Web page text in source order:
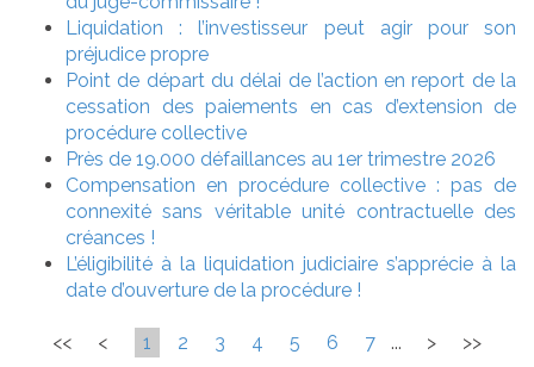
Liquidation : l’investisseur peut agir pour son
préjudice propre
Point de départ du délai de l’action en report de la
cessation des paiements en cas d’extension de
procédure collective
Près de 19.000 défaillances au 1er trimestre 2026
Compensation en procédure collective : pas de
connexité sans véritable unité contractuelle des
créances !
L’éligibilité à la liquidation judiciaire s’apprécie à la
date d’ouverture de la procédure !
<< < 1 2 3 4 5 6 7 ... > >>